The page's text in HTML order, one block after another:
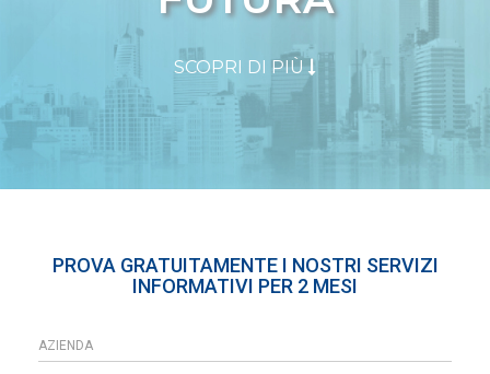
SCOPRI DI PIÙ
PROVA GRATUITAMENTE I NOSTRI SERVIZI
INFORMATIVI PER 2 MESI